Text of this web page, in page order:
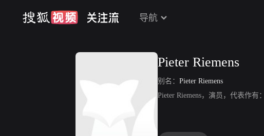
导航
Pieter Riemens
别名： Pieter Riemens
Pieter Riemens，演员，代表作有